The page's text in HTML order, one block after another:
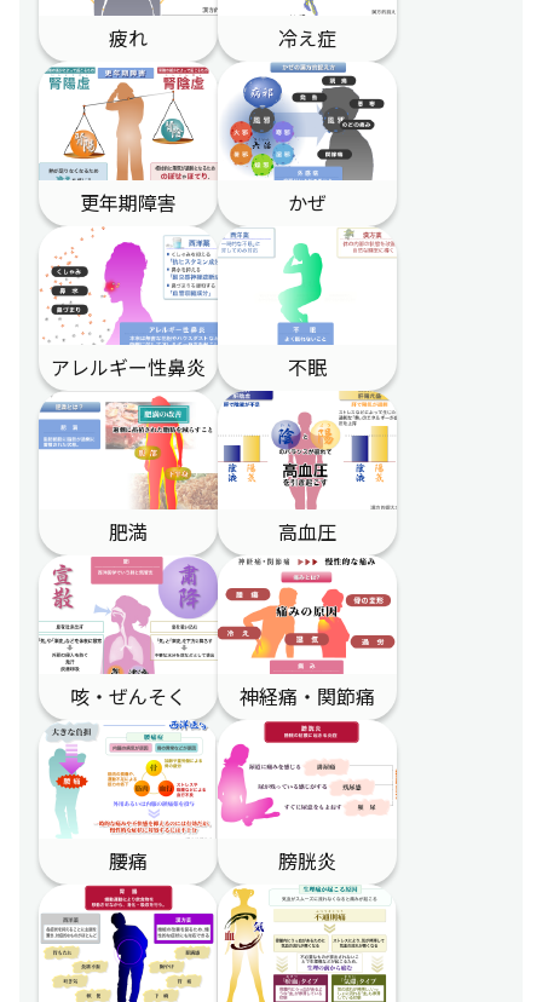
れこれ
第４回
つらい冷え症… 冷えをやわらげる漢
方と養生法
第３回 メンタル疾患の予防、不眠症対策
第２回
血管・血液の疾患、漢方に期待できる
こと
第１回
怖い動脈硬化、心筋梗塞…にならない
ための漢方養生法
疲れ 冷え症
更年期障害 かぜ
アレルギー性鼻炎 不眠
肥満 高血圧
咳・ぜんそく 神経痛・関節痛
腰痛 膀胱炎